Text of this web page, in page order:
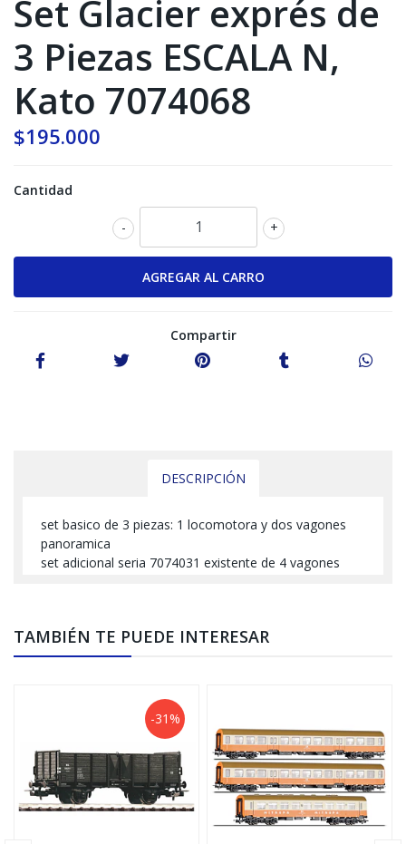
Set Glacier exprés de
3 Piezas ESCALA N,
Kato 7074068
$195.000
Cantidad
+
-
Compartir
DESCRIPCIÓN
set basico de 3 piezas: 1 locomotora y dos vagones
panoramica
set adicional seria 7074031 existente de 4 vagones
TAMBIÉN TE PUEDE INTERESAR
-31%